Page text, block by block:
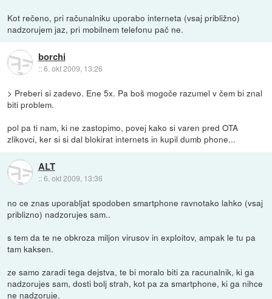
Kot rečeno, pri računalniku uporabo interneta (vsaj približno)
nadzorujem jaz, pri mobilnem telefonu pač ne.
borchi
::6. okt 2009, 13:26
> Preberi si zadevo. Ene 5x. Pa boš mogoče razumel v čem bi znal
biti problem.
pol pa ti nam, ki ne zastopimo, povej kako si varen pred OTA
zlikovci, ker si si dal blokirat internets in kupil dumb phone...
ALT
::6. okt 2009, 13:36
no ce znas uporabljat spodoben smartphone ravnotako lahko (vsaj
priblizno) nadzorujes sam..
s tem da te ne obkroza miljon virusov in exploitov, ampak le tu pa
tam kaksen.
ze samo zaradi tega dejstva, te bi moralo biti za racunalnik, ki ga
nadzorujes sam, dosti bolj strah, kot pa za smartphone, ki ga nihce
ne nadzoruje.